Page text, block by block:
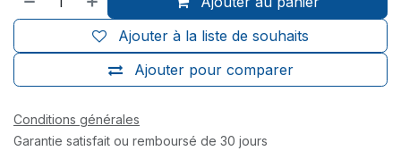
Ajouter pour comparer
Ajouter à la liste de souhaits
Conditions générales
Garantie satisfait ou remboursé de 30 jours